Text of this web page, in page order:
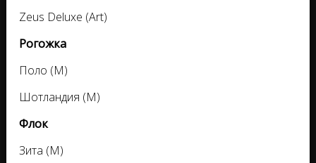
Zeus Deluxe (Art)
Рогожка
Поло (M)
Шотландия (M)
Флок
Зита (M)